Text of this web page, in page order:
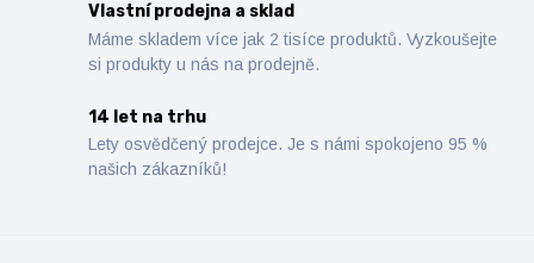
Vlastní prodejna a sklad
Máme skladem více jak 2 tisíce produktů. Vyzkoušejte
si produkty u nás na prodejně.
14 let na trhu
Lety osvědčený prodejce. Je s námi spokojeno 95 %
našich zákazníků!